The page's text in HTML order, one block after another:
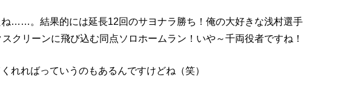
……。結果的には延長12回のサヨナラ勝ち！俺の大好きな浅村選手
クリーンに飛び込む同点ソロホームラン！いや～千両役者ですね！
れればっていうのもあるんですけどね（笑）